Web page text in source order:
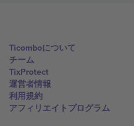
Ticomboについて
チーム
TixProtect
運営者情報
利用規約
アフィリエイトプログラム